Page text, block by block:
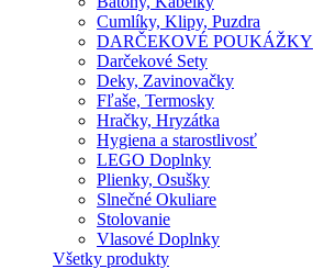
Cumlíky, Klipy, Puzdra
DARČEKOVÉ POUKÁŽKY
Darčekové Sety
Deky, Zavinovačky
Fľaše, Termosky
Hračky, Hryzátka
Hygiena a starostlivosť
LEGO Doplnky
Plienky, Osušky
Slnečné Okuliare
Stolovanie
Vlasové Doplnky
Všetky produkty